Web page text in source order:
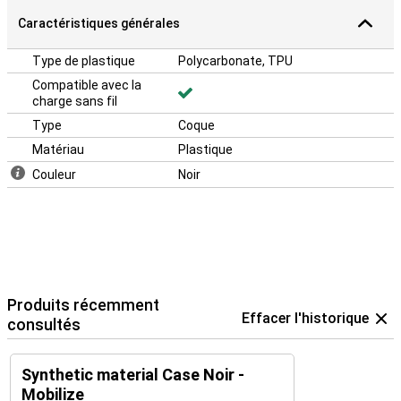
Caractéristiques générales
Type de plastique
Polycarbonate, TPU
Compatible avec la
charge sans fil
Type
Coque
Matériau
Plastique
Couleur
Noir
Produits récemment
consultés
Effacer l'historique
Synthetic material Case Noir -
Mobilize